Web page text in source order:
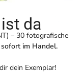
da
– 30 fotografische
im Handel.
dein Exemplar!